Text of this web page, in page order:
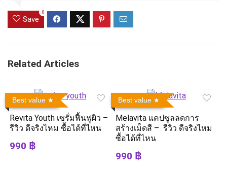
Save
0
Related Articles
Best value
Revita Youth เซรั่มฟื้นฟูผิว –
รีวิว ดีจริงไหม ซื้อได้ที่ไหน
990 ฿
Best value
Melavita แคปซูลลดการ
สร้างเม็ดสี – รีวิว ดีจริงไหม
ซื้อได้ที่ไหน
990 ฿